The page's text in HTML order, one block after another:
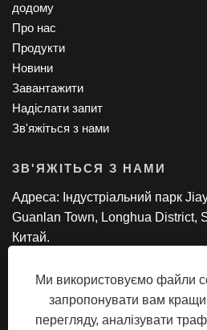
Ми використовуємо файли
запропонувати вам
перегляду, аналізувати
додому
Про нас
Продукти
Новини
Завантажити
Надіслати запит
Зв'яжіться з нами
ЗВ'ЯЖІТЬСЯ З НАМИ
Адреса: Індустріальний парк
Guanlan Town, Longhua District,
Китай.
Електронна пошта:
Авторське право © 2022